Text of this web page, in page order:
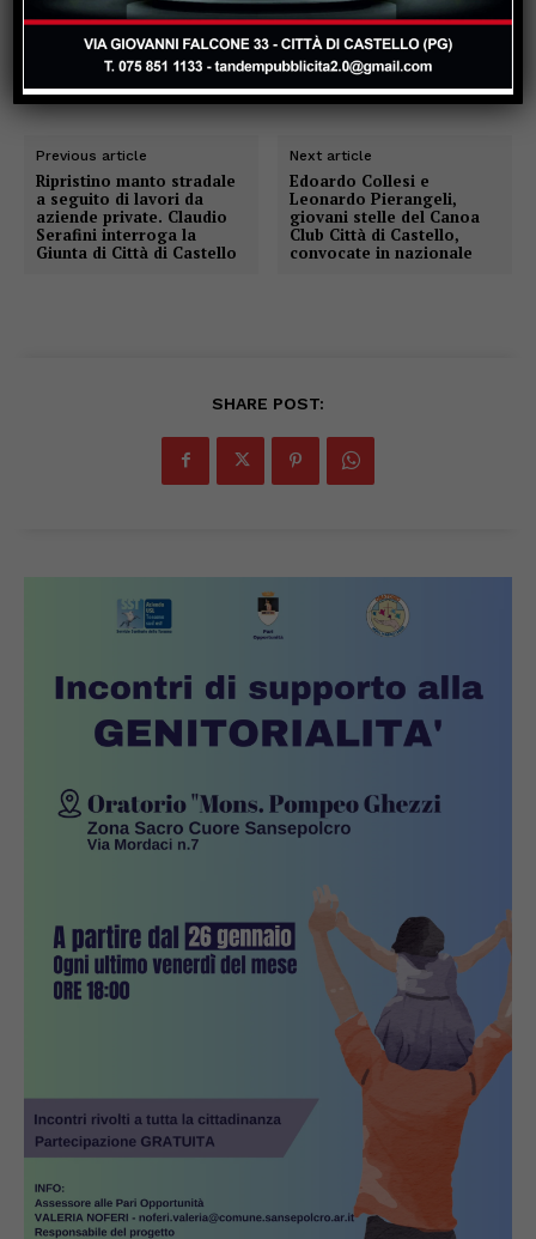
è stato interamente pedonalizzato per ospitare spazi
dedicati alla sosta delle biciclette e un posto auto per
portatori di handicap.
Previous article
Ripristino manto stradale
a seguito di lavori da
aziende private. Claudio
Serafini interroga la
Giunta di Città di Castello
Next article
Edoardo Collesi e
Leonardo Pierangeli,
giovani stelle del Canoa
Club Città di Castello,
convocate in nazionale
SHARE POST: